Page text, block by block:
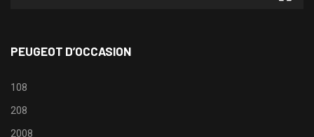
PEUGEOT D’OCCASION
108
208
2008